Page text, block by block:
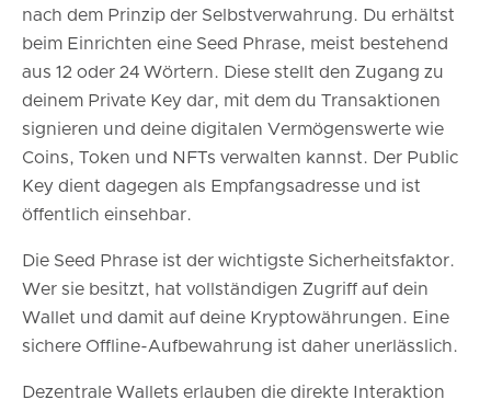
nach dem Prinzip der Selbstverwahrung. Du erhältst
beim Einrichten eine Seed Phrase, meist bestehend
aus 12 oder 24 Wörtern. Diese stellt den Zugang zu
deinem Private Key dar, mit dem du Transaktionen
signieren und deine digitalen Vermögenswerte wie
Coins, Token und NFTs verwalten kannst. Der Public
Key dient dagegen als Empfangsadresse und ist
öffentlich einsehbar.
Die Seed Phrase ist der wichtigste Sicherheitsfaktor.
Wer sie besitzt, hat vollständigen Zugriff auf dein
Wallet und damit auf deine Kryptowährungen. Eine
sichere Offline-Aufbewahrung ist daher unerlässlich.
Dezentrale Wallets erlauben die direkte Interaktion